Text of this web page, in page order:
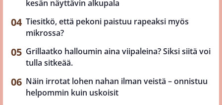
kesän näyttävin alkupala
Tiesitkö, että pekoni paistuu rapeaksi myös
mikrossa?
Grillaatko halloumin aina viipaleina? Siksi siitä voi
tulla sitkeää.
Näin irrotat lohen nahan ilman veistä – onnistuu
helpommin kuin uskoisit